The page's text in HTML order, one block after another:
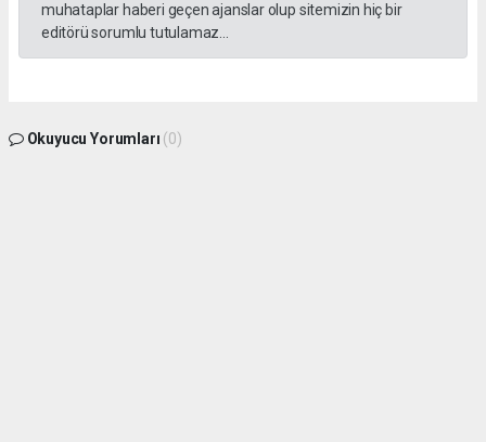
muhataplar haberi geçen ajanslar olup sitemizin hiç bir
editörü sorumlu tutulamaz...
Okuyucu Yorumları (0)